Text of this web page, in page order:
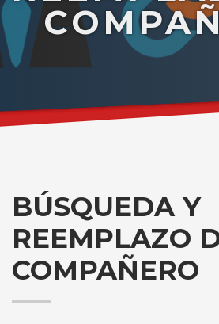
BÚSQUEDA Y
REEMPLAZO
COMPAÑERO